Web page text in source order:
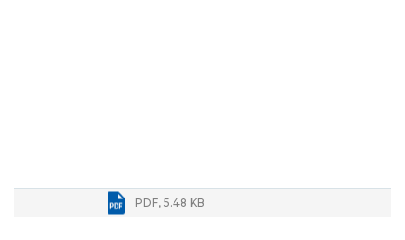
PDF, 5.48 KB